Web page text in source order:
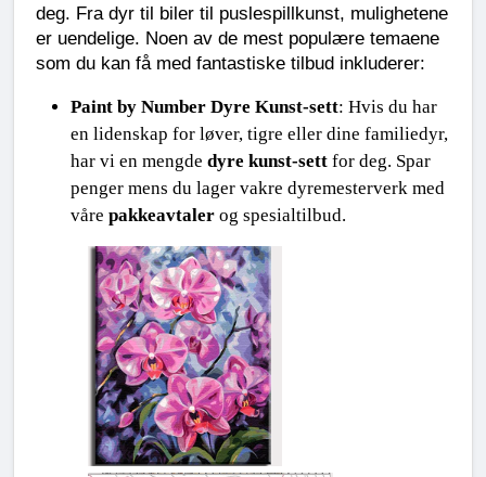
deg. Fra dyr til biler til puslespillkunst, mulighetene
er uendelige. Noen av de mest populære temaene
som du kan få med fantastiske tilbud inkluderer:
Paint by Number Dyre Kunst-sett: Hvis du har
en lidenskap for løver, tigre eller dine familiedyr,
har vi en mengde dyre kunst-sett for deg. Spar
penger mens du lager vakre dyremesterverk med
våre pakkeavtaler og spesialtilbud.